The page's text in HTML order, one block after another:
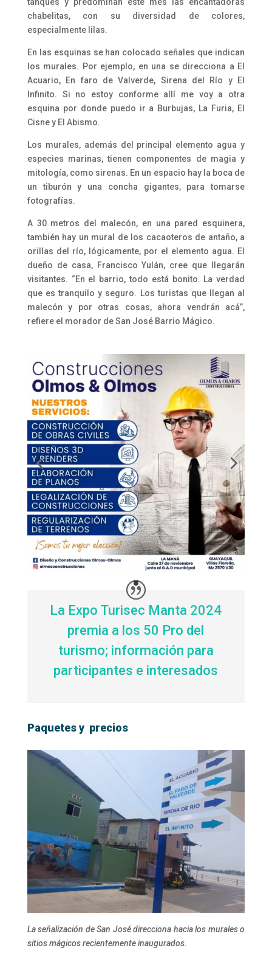
tanques y predominan este mes las encantadoras
chabelitas, con su diversidad de colores,
especialmente lilas.
En las esquinas se han colocado señales que indican
los murales. Por ejemplo, en una se direcciona a El
Acuario, En faro de Valverde, Sirena del Río y El
Infinito. Si no estoy conforme allí me voy a otra
esquina por donde puedo ir a Burbujas, La Furia, El
Cisne y El Abismo.
Los murales, además del principal elemento agua y
especies marinas, tienen componentes de magia y
mitología, como sirenas. En un espacio hay la boca de
un tiburón y una concha gigantes, para tomarse
fotografías.
A 30 metros del malecón, en una pared esquinera,
también hay un mural de los cacaoteros de antaño, a
orillas del río, lógicamente, por el elemento agua. El
dueño de casa, Francisco Yulán, cree que llegarán
visitantes. “En el barrio, todo está bonito. La verdad
que es tranquilo y seguro. Los turistas que llegan al
malecón y por otras cosas, ahora vendrán acá”,
refiere el morador de San José Barrio Mágico.
La Expo Turisec Manta 2024
premia a los 50 Pro del
turismo; información para
participantes e interesados
Paquetes y precios
La señalización de San José direcciona hacia los murales o
sitios mágicos recientemente inaugurados.